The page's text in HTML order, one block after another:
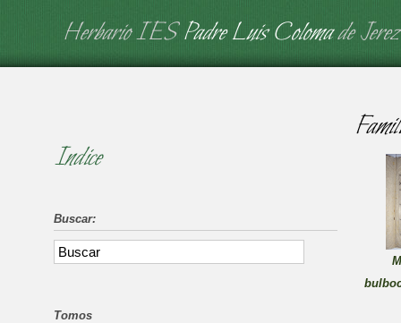
Herbario IES Padre Luis Colomade Jerez
Indice
Buscar:
Tomos